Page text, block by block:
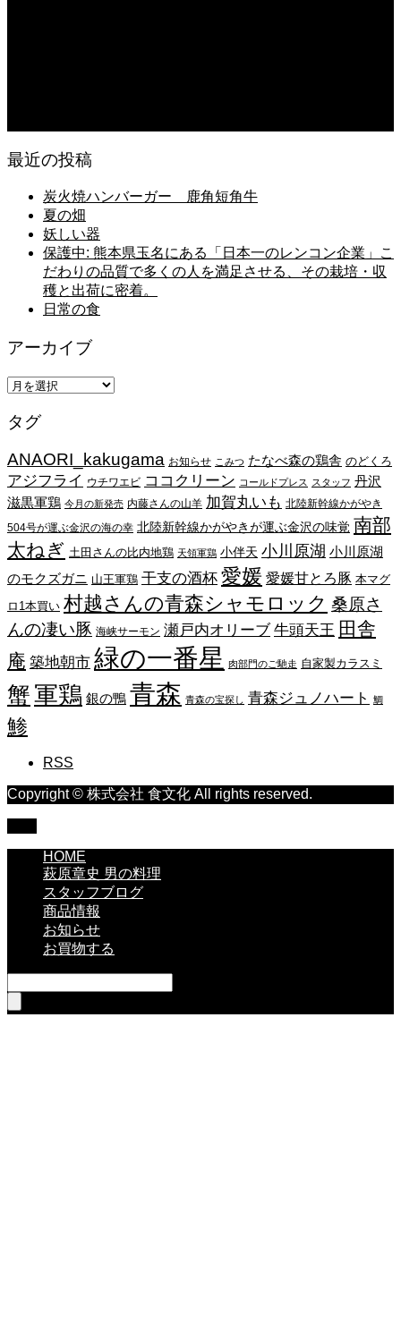
最近の投稿
炭火焼ハンバーガー 鹿角短角牛
夏の畑
妖しい器
保護中: 熊本県玉名にある「日本一のレンコン企業」こ
だわりの品質で多くの人を満足させる、その栽培・収
穫と出荷に密着。
日常の食
アーカイブ
ア
カ
ブ
タグ
ANAORI_kakugama お知らせ こみつ たなべ森の鶏舎 のどくろ
アジフライ ウチワエビ ココクリーン コールドプレス スタッフ 丹沢
滋黒軍鶏 今月の新発売 内藤さんの山羊 加賀丸いも 北陸新幹線かがやき
504号が運ぶ金沢の海の幸 北陸新幹線かがやきが運ぶ金沢の味覚 南部
太ねぎ 土田さんの比内地鶏 天領軍鶏 小伴天 小川原湖 小川原湖
のモクズガニ 山王軍鶏 干支の酒杯 愛媛 愛媛甘とろ豚 本マグ
ロ1本買い 村越さんの青森シャモロック 桑原さ
んの凄い豚 海峡サーモン 瀬戸内オリーブ 牛頭天王 田舎
庵 築地朝市 緑の一番星 肉部門のご馳走 自家製カラスミ
蟹軍鶏 銀の鴨 青森 青森の宝探し 青森ジュノハート 鯛
鯵
RSS
Copyright © 株式会社 食文化 All rights reserved.
HOME
萩原章史 男の料理
スタッフブログ
商品情報
お知らせ
お買物する